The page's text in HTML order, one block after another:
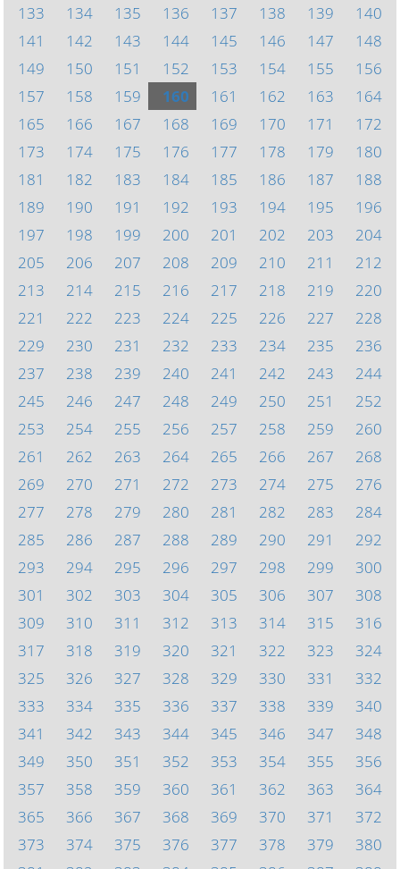
133
134 135 136 137 138 139
140
141
142 143 144 145 146 147
148
149
150 151 152 153 154 155
156
157
158 159 160 161 162 163
164
165
166 167 168 169 170 171
172
173
174 175 176 177 178 179
180
181
182 183 184 185 186 187
188
189
190 191 192 193 194 195
196
197
198 199 200 201 202 203
204
205
206 207 208 209 210 211
212
213
214 215 216 217 218 219
220
221
222 223 224 225 226 227
228
229
230 231 232 233 234 235
236
237
238 239 240 241 242 243
244
245
246 247 248 249 250 251
252
253
254 255 256 257 258 259
260
261
262 263 264 265 266 267
268
269
270 271 272 273 274 275
276
277
278 279 280 281 282 283
284
285
286 287 288 289 290 291
292
293
294 295 296 297 298 299
300
301
302 303 304 305 306 307
308
309
310 311 312 313 314 315
316
317
318 319 320 321 322 323
324
325
326 327 328 329 330 331
332
333
334 335 336 337 338 339
340
341
342 343 344 345 346 347
348
349
350 351 352 353 354 355
356
357
358 359 360 361 362 363
364
365
366 367 368 369 370 371
372
373
374 375 376 377 378 379
380